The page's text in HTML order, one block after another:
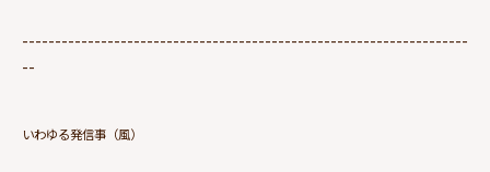
--------------------------------------------------------------------
--
いわゆる発信事（風）